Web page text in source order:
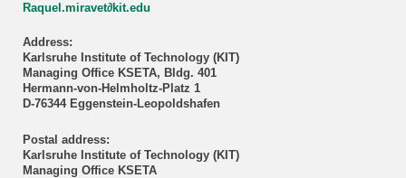
Raquel.miravet∂kit.edu
Address:
Karlsruhe Institute of Technology (KIT)
Managing Office KSETA, Bldg. 401
Hermann-von-Helmholtz-Platz 1
D-76344 Eggenstein-Leopoldshafen
Postal address:
Karlsruhe Institute of Technology (KIT)
Managing Office KSETA